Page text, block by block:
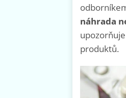
náhrada
produktů.